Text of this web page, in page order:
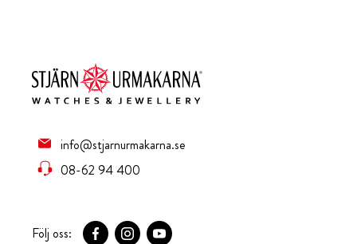
info@stjarnurmakarna.se
08-62 94 400
Följ oss: